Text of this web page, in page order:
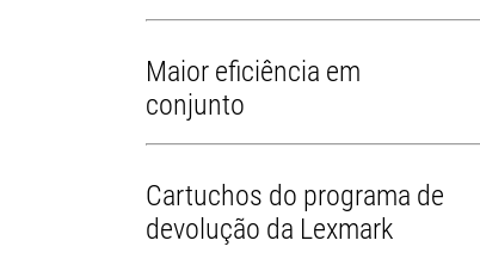
Maior eficiência em
conjunto
Cartuchos do programa de
devolução da Lexmark